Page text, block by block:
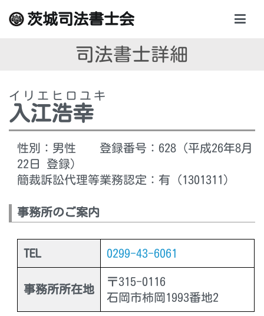
容
茨城司法書士会
司法書士詳細
イリエヒロユキ
入江浩幸
性別：男性 登録番号：628 (平成26年8月
22日 登録)
簡裁訴訟代理等業務認定：有（1301311）
事務所のご案内
TEL 0299-43-6061
事務所所在地
〒315-0116
石岡市柿岡1993番地2